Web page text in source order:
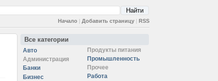
Начало | Добавить страницу | RSS
Все категории
Авто
Администрация
Банки
Бизнес
Продукты питания
Промышленность
Прочее
Работа